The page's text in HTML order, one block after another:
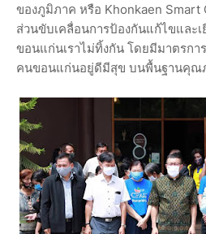
ของภูมิภาค หรือ Khonkaen Smart
ส่วนขับเคลื่อนการป้องกันแก้ไขและ
ขอนแก่นเราไม่ทิ้งกัน โดยมีมาตรกา
คนขอนแก่นอยู่ดีมีสุข บนพื้นฐานคุณ